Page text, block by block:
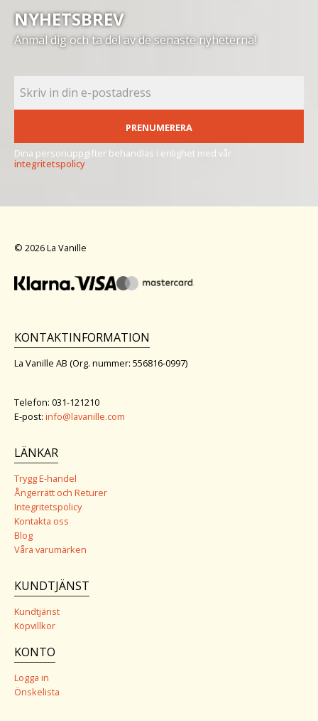
NYHETSBREV
Anmäl dig och ta del av de senaste nyheterna!
PRENUMERERA
Dina personuppgifter behandlas i enlighet med vår
integritetspolicy.
© 2026 La Vanille
KONTAKTINFORMATION
La Vanille AB (Org. nummer: 556816-0997)
Telefon: 031-121210
E-post: info@lavanille.com
LÄNKAR
Trygg E-handel
Ångerrätt och Returer
Integritetspolicy
Kontakta oss
Blog
Våra varumärken
KUNDTJÄNST
Kundtjänst
Köpvillkor
KONTO
Logga in
Önskelista